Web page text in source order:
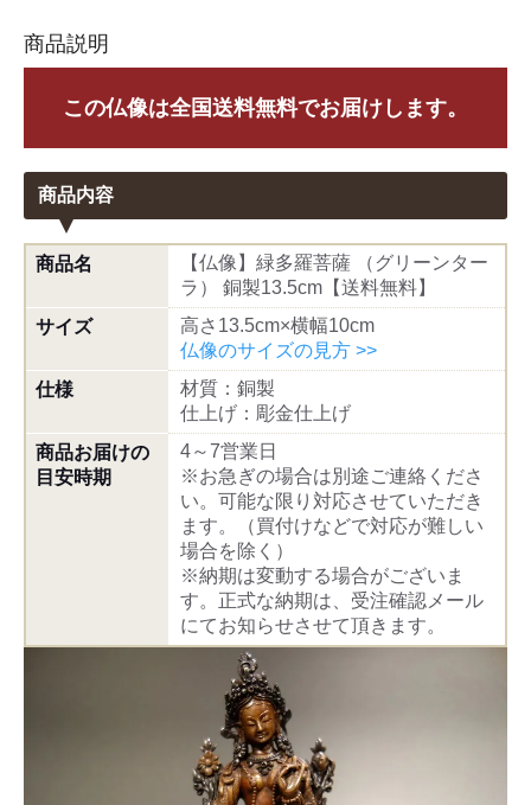
商品説明
この仏像は全国送料無料でお届けします。
商品内容
商品名
【仏像】緑多羅菩薩 （グリーンター
ラ） 銅製13.5cm【送料無料】
サイズ
高さ13.5cm×横幅10cm
仏像のサイズの見方 >>
仕様
材質：銅製
仕上げ：彫金仕上げ
商品お届けの
目安時期
4～7営業日
※お急ぎの場合は別途ご連絡くださ
い。可能な限り対応させていただき
ます。（買付けなどで対応が難しい
場合を除く）
※納期は変動する場合がございま
す。正式な納期は、受注確認メール
にてお知らせさせて頂きます。